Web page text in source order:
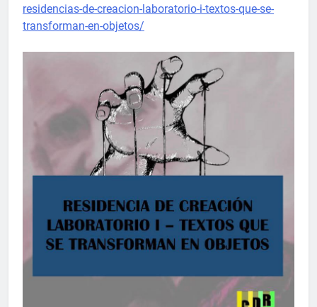
residencias-de-creacion-laboratorio-i-textos-que-se-
transforman-en-objetos/